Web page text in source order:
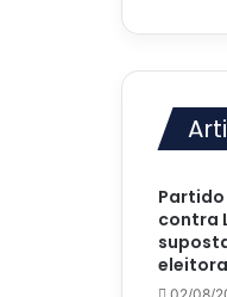
Partido
contra